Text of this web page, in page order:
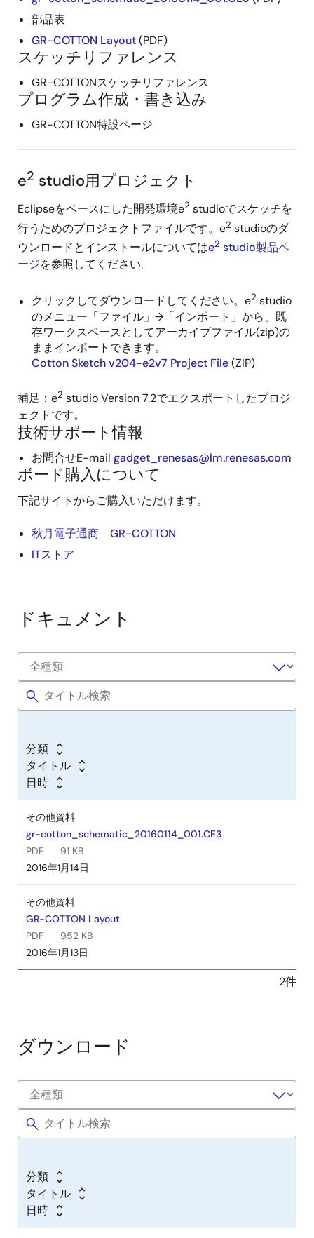
部品表
GR-COTTON Layout(PDF)
スケッチリファレンス
GR-COTTONスケッチリファレンス
プログラム作成・書き込み
GR-COTTON特設ページ
e2 studio用プロジェクト
Eclipseをベースにした開発環境e2 studioでスケッチを
行うためのプロジェクトファイルです。e2 studioのダ
ウンロードとインストールについてはe2 studio製品ペ
ージを参照してください。
クリックしてダウンロードしてください。e2 studio
のメニュー「ファイル」→「インポート」から、既
存ワークスペースとしてアーカイブファイル(zip)の
ままインポートできます。
Cotton Sketch v204-e2v7 Project File(ZIP)
補足：e2 studio Version 7.2でエクスポートしたプロジ
ェクトです。
技術サポート情報
お問合せE-mail gadget_renesas@lm.renesas.com
ボード購入について
下記サイトからご購入いただけます。
秋月電子通商 GR-COTTON
ITストア
ドキュメント
分類
タイトル
日時
その他資料
gr-cotton_schematic_20160114_001.CE3
PDF
91 KB
2016年1月14日
その他資料
GR-COTTON Layout
PDF
952 KB
2016年1月13日
2件
ダウンロード
分類
タイトル
日時